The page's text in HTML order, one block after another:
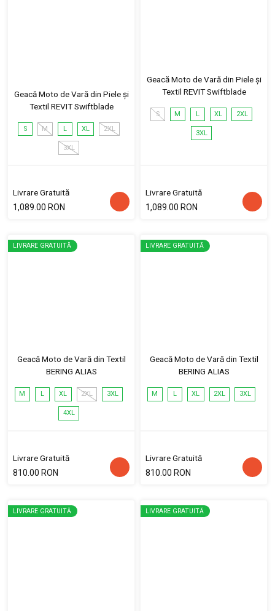
Geacă Moto de Vară din Piele și
Textil REVIT Swiftblade
S M L XL 2XL
3XL
Livrare Gratuită
1,089.00 RON
Geacă Moto de Vară din Piele și
Textil REVIT Swiftblade
S M L XL 2XL
3XL
Livrare Gratuită
1,089.00 RON
LIVRARE GRATUITĂ
Geacă Moto de Vară din Textil
BERING ALIAS
M L XL 2XL 3XL
4XL
Livrare Gratuită
810.00 RON
LIVRARE GRATUITĂ
Geacă Moto de Vară din Textil
BERING ALIAS
M L XL 2XL 3XL
Livrare Gratuită
810.00 RON
LIVRARE GRATUITĂ LIVRARE GRATUITĂ